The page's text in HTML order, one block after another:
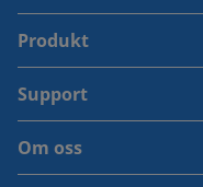
Produkt
Support
Om oss